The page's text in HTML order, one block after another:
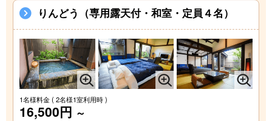
りんどう（専用露天付・和室・定員４名）
1名様料金( 2名様1室利用時 )
16,500円 ～